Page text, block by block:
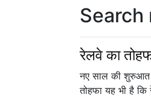
Search
रेलवे का
नए साल की शुरुआत
तोहफा यह भी है